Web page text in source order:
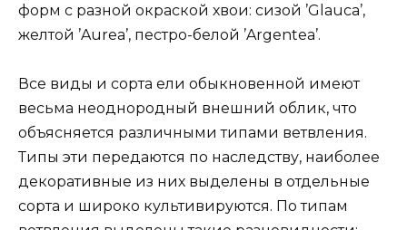
форм с разной окраской хвои: сизой ’Glauca’,
желтой ’Aurea’, пестро-белой ’Argentea’.
Все виды и сорта ели обыкновенной имеют
весьма неоднородный внешний облик, что
объясняется различными типами ветвления.
Типы эти передаются по наследству, наиболее
декоративные из них выделены в отдельные
сорта и широко культивируются. По типам